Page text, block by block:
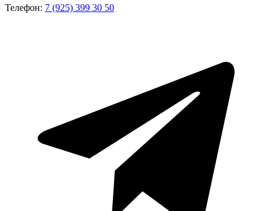
Телефон: 7 (925) 399 30 50